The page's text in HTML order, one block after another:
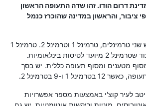
דרום הודו. זהו שדה התעופה הראשון
ציבור, והראשון במדינה שהוכרז כנמל
לשדה התעופה קוצ'ין יש שני טרמינלים, טרמינל 1 וטרמינל 2. טרמינל 1
מיועד לטיסות פנים, בעוד שטרמינל 2 מיועד לטיסות בינלאומיות.
מטענים ומסוף תעופה כללית. יש בסך
לעיר קוצ'י באמצעות מספר אפשרויות